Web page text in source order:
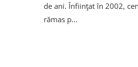
de ani. Înființat în 2002,
rămas p...